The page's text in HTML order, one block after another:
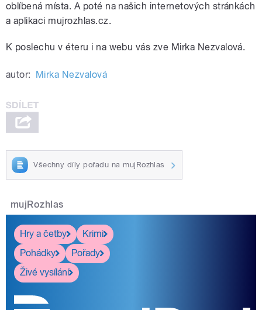
oblíbená místa. A poté na našich internetových stránkách
a aplikaci mujrozhlas.cz.
K poslechu v éteru i na webu vás zve Mirka Nezvalová.
autor: Mirka Nezvalová
Všechny díly pořadu na mujRozhlas
mujRozhlas
Hry a četby
Krimi
Pohádky
Pořady
Živé vysílání